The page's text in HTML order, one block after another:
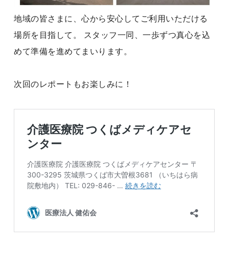
地域の皆さまに、心から安心してご利用いただける
場所を目指して。 スタッフ一同、一歩ずつ真心を込
めて準備を進めてまいります。
次回のレポートもお楽しみに！